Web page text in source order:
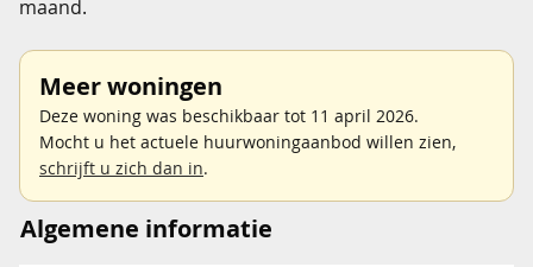
maand.
Meer woningen
Deze woning was beschikbaar tot 11 april 2026.
Mocht u het actuele huurwoningaanbod willen zien,
schrijft u zich dan in.
Algemene informatie